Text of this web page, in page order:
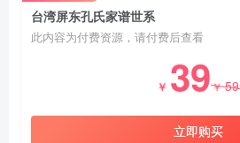
台湾屏东孔氏家谱世系
此内容为付费资源，请付费后查看
￥ 39￥59
立即购买